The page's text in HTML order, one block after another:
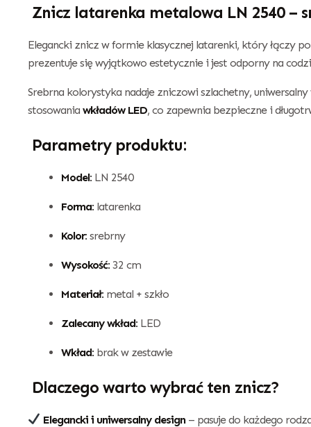
Znicz latarenka metalowa LN 2540 –
Elegancki znicz w formie klasycznej latarenki, który łączy
prezentuje się wyjątkowo estetycznie i jest odporny na
Srebrna kolorystyka nadaje zniczowi szlachetny,
stosowania wkładów LED, co zapewnia bezpieczne i
Parametry produktu:
Model: LN 2540
Forma: latarenka
Kolor: srebrny
Wysokość: 32 cm
Materiał: metal + szkło
Zalecany wkład: LED
Wkład: brak w zestawie
Dlaczego warto wybrać ten znicz?
Elegancki i uniwersalny design– pasuje do każdego